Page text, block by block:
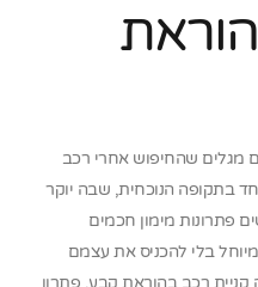
מגלים שהחיפוש אחרי רכב
בתקופה הנוכחית, שבה יוקר
פתרונות מימון חכמים
בלי להכניס את עצמם
קניית רכב בהוראת קבע, פתרון